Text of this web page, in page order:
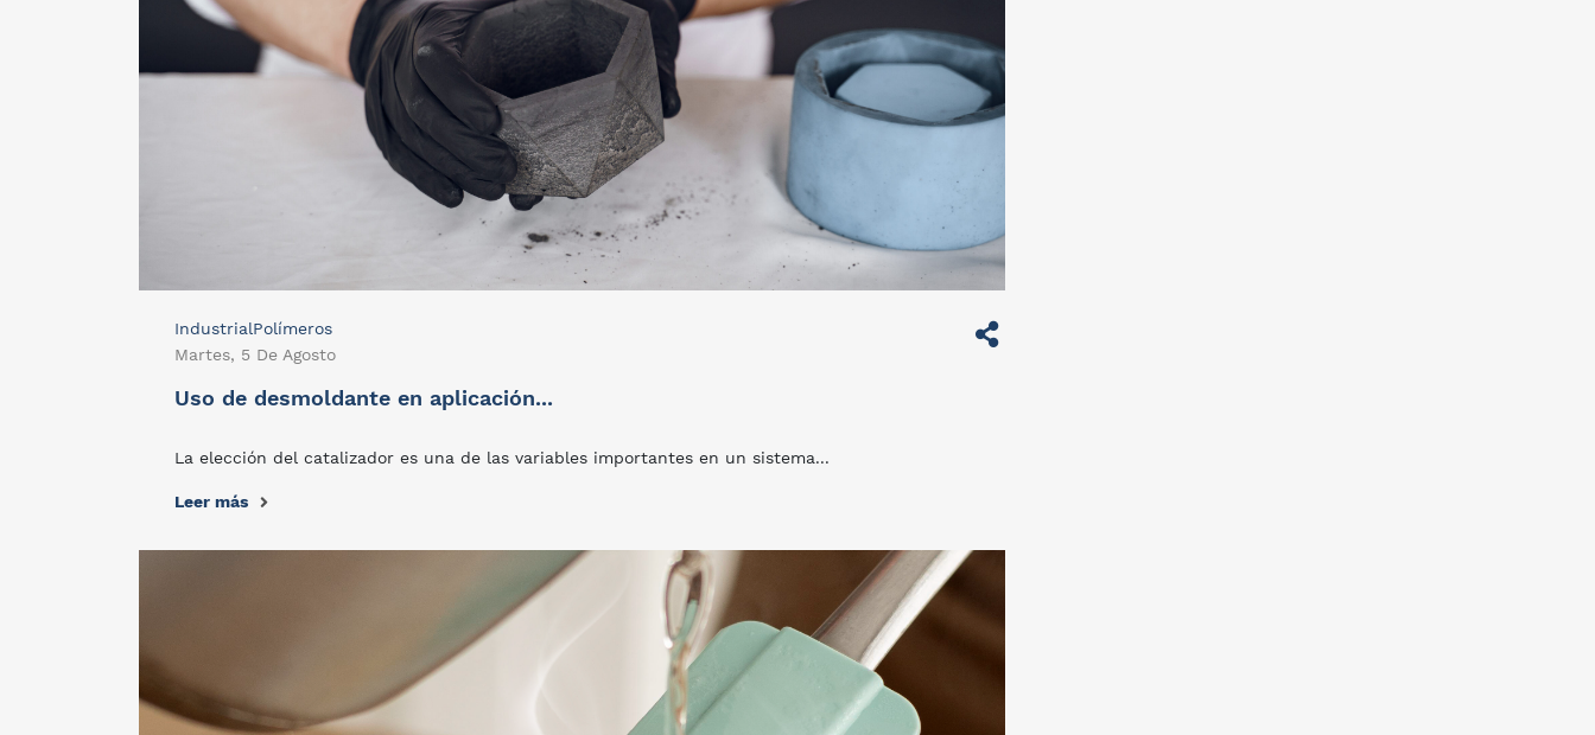
IndustrialPolímeros
Martes, 5 De Agosto
Uso de desmoldante en aplicación...
La elección del catalizador es una de las variables importantes en un sistema...
Leer más